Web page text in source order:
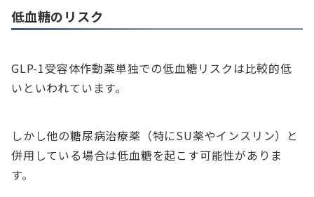
低血糖のリスク
GLP-1受容体作動薬単独での低血糖リスクは比較的低
いといわれています。
しかし他の糖尿病治療薬（特にSU薬やインスリン）と
併用している場合は低血糖を起こす可能性がありま
す。